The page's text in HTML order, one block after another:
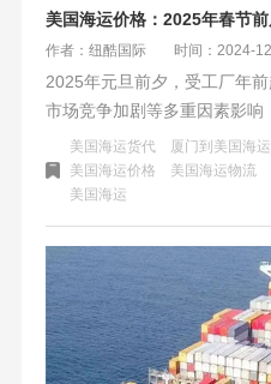
美国海运价格：2025年春节
作者：纽酷国际 时间：2024-
2025年元旦前夕，受工厂年
市场竞争加剧等多重因素影响
航线运价进行调整，涨价潮
尚存不确定性，但相关货主和
做准备以应对可能的物流成本
美国海运货代 厦门到美国海运
美国海运价格
美国海运物流
美国海运